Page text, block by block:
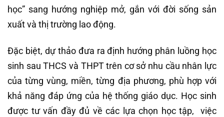
học” sang hướng nghiệp mở, gắn với đời sống sản
xuất và thị trường lao động.
Đặc biệt, dự thảo đưa ra định hướng phân luồng học
sinh sau THCS và THPT trên cơ sở nhu cầu nhân lực
của từng vùng, miền, từng địa phương, phù hợp với
khả năng đáp ứng của hệ thống giáo dục. Học sinh
được tư vấn đầy đủ về các lựa chọn học tập, việc